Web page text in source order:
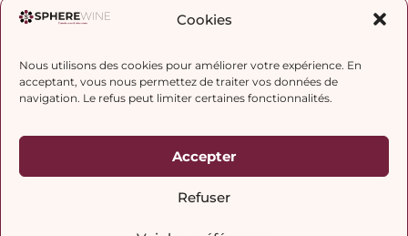
Cookies
Nous utilisons des cookies pour améliorer votre expérience. En
acceptant, vous nous permettez de traiter vos données de
navigation. Le refus peut limiter certaines fonctionnalités.
Accepter
Refuser
REJOIGNEZ NOTRE LISTE DE DIFFUSION
politique de confidentialité.